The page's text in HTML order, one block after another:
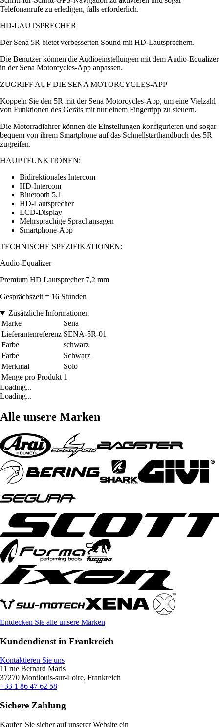
Telefonanrufe zu erledigen, falls erforderlich.
HD-LAUTSPRECHER
Der Sena 5R bietet verbesserten Sound mit HD-Lautsprechern.
Die Benutzer können die Audioeinstellungen mit dem Audio-Equalizer
in der Sena Motorcycles-App anpassen.
ZUGRIFF AUF DIE SENA MOTORCYCLES-APP
Koppeln Sie den 5R mit der Sena Motorcycles-App, um eine Vielzahl
von Funktionen des Geräts mit nur einem Fingertipp zu steuern.
Die Motorradfahrer können die Einstellungen konfigurieren und sogar
bequem von ihrem Smartphone auf das Schnellstarthandbuch des 5R
zugreifen.
HAUPTFUNKTIONEN:
Bidirektionales Intercom
HD-Intercom
Bluetooth 5.1
HD-Lautsprecher
LCD-Display
Mehrsprachige Sprachansagen
Smartphone-App
TECHNISCHE SPEZIFIKATIONEN:
Audio-Equalizer
Premium HD Lautsprecher 7,2 mm
Gesprächszeit = 16 Stunden
Zusätzliche Informationen
Marke
Sena
Lieferantenreferenz SENA-5R-01
Farbe
schwarz
Farbe
Schwarz
Merkmal
Solo
Menge pro Produkt 1
Loading...
Loading...
Alle unsere Marken
Entdecken Sie alle unsere Marken
Kundendienst in Frankreich
Kontaktieren Sie uns
11 rue Bernard Maris
37270 Montlouis-sur-Loire, Frankreich
+33 1 86 47 62 58
Sichere Zahlung
Kaufen Sie sicher auf unserer Website ein